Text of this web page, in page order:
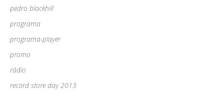
pedro blackhill
programa
programa-player
promo
rádio
record store day 2013